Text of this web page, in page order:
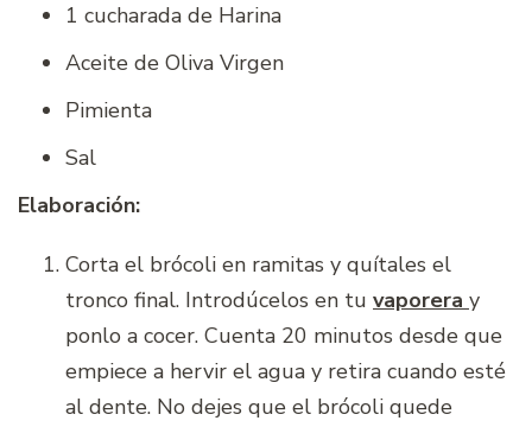
1 cucharada de Harina
Aceite de Oliva Virgen
Pimienta
Sal
Elaboración:
Corta el brócoli en ramitas y quítales el
tronco final. Introdúcelos en tu vaporera y
ponlo a cocer. Cuenta 20 minutos desde que
empiece a hervir el agua y retira cuando esté
al dente. No dejes que el brócoli quede